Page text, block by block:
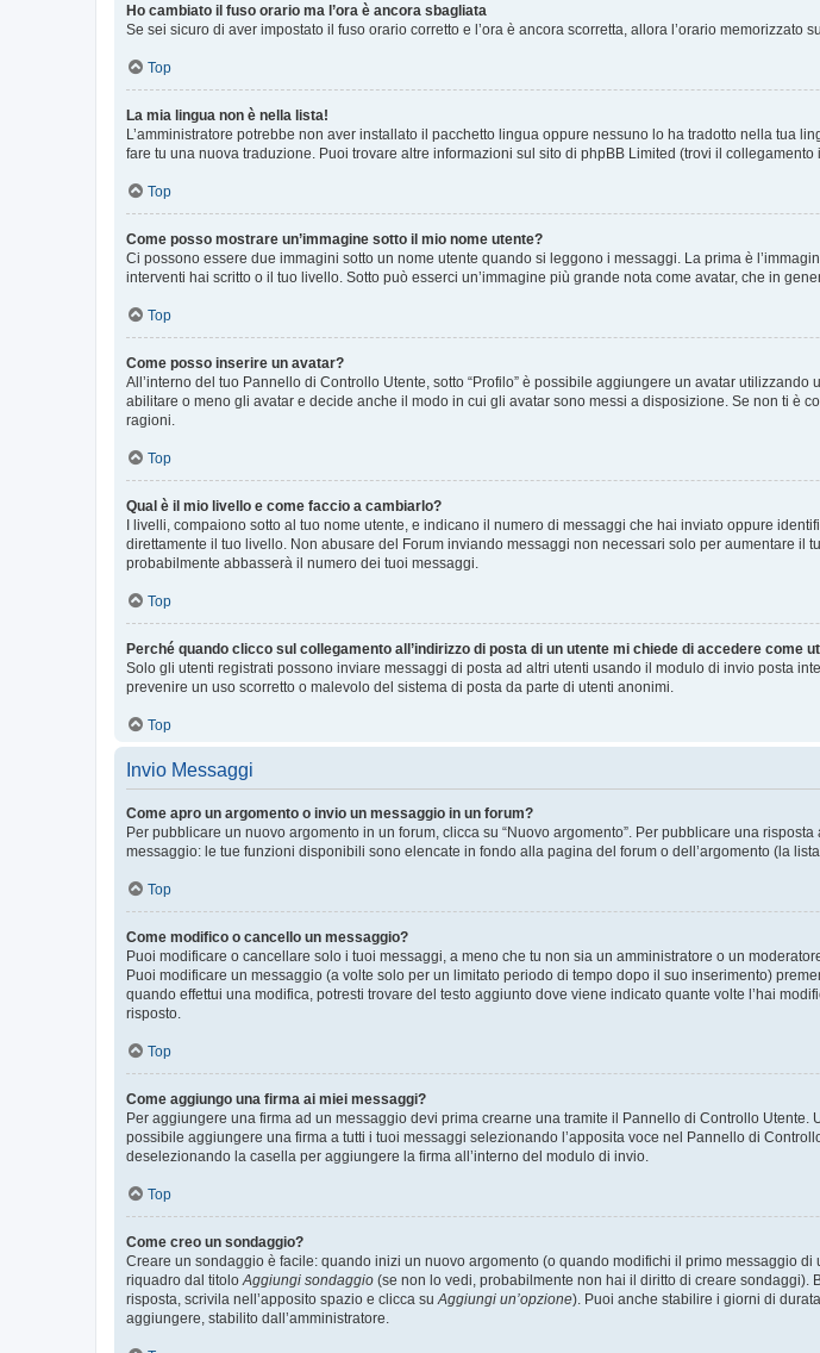
Ho cambiato il fuso orario ma l’ora è ancora sbagliata
Se sei sicuro di aver impostato il fuso orario corretto e l’ora è ancora scorretta, allora l’orario
Top
La mia lingua non è nella lista!
L’amministratore potrebbe non aver installato il pacchetto lingua oppure nessuno lo ha tradotto nella tua
fare tu una nuova traduzione. Puoi trovare altre informazioni sul sito di phpBB Limited (trovi il collegamento
Top
Come posso mostrare un’immagine sotto il mio nome utente?
Ci possono essere due immagini sotto un nome utente quando si leggono i messaggi. La prima è
interventi hai scritto o il tuo livello. Sotto può esserci un’immagine più grande nota come avatar, che in
Top
Come posso inserire un avatar?
All’interno del tuo Pannello di Controllo Utente, sotto “Profilo” è possibile aggiungere un avatar
abilitare o meno gli avatar e decide anche il modo in cui gli avatar sono messi a disposizione. Se non ti è
ragioni.
Top
Qual è il mio livello e come faccio a cambiarlo?
I livelli, compaiono sotto al tuo nome utente, e indicano il numero di messaggi che hai inviato oppure
direttamente il tuo livello. Non abusare del Forum inviando messaggi non necessari solo per aumentare il
probabilmente abbasserà il numero dei tuoi messaggi.
Top
Perché quando clicco sul collegamento all’indirizzo di posta di un utente mi chiede di accedere come
Solo gli utenti registrati possono inviare messaggi di posta ad altri utenti usando il modulo di invio posta
prevenire un uso scorretto o malevolo del sistema di posta da parte di utenti anonimi.
Top
Invio Messaggi
Come apro un argomento o invio un messaggio in un forum?
Per pubblicare un nuovo argomento in un forum, clicca su “Nuovo argomento”. Per pubblicare una
messaggio: le tue funzioni disponibili sono elencate in fondo alla pagina del forum o dell’argomento (la lista
Top
Come modifico o cancello un messaggio?
Puoi modificare o cancellare solo i tuoi messaggi, a meno che tu non sia un amministratore o un
Puoi modificare un messaggio (a volte solo per un limitato periodo di tempo dopo il suo inserimento)
quando effettui una modifica, potresti trovare del testo aggiunto dove viene indicato quante volte l’hai
risposto.
Top
Come aggiungo una firma ai miei messaggi?
Per aggiungere una firma ad un messaggio devi prima crearne una tramite il Pannello di Controllo Utente.
possibile aggiungere una firma a tutti i tuoi messaggi selezionando l’apposita voce nel Pannello di
deselezionando la casella per aggiungere la firma all’interno del modulo di invio.
Top
Come creo un sondaggio?
Creare un sondaggio è facile: quando inizi un nuovo argomento (o quando modifichi il primo messaggio
riquadro dal titolo Aggiungi sondaggio (se non lo vedi, probabilmente non hai il diritto di creare
risposta, scrivila nell’apposito spazio e clicca su Aggiungi un’opzione). Puoi anche stabilire i giorni di
aggiungere, stabilito dall’amministratore.